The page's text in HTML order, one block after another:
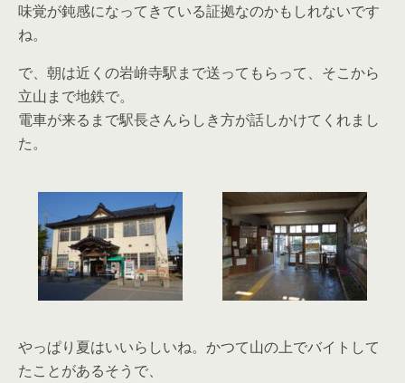
味覚が鈍感になってきている証拠なのかもしれないです
ね。
で、朝は近くの岩峅寺駅まで送ってもらって、そこから
立山まで地鉄で。
電車が来るまで駅長さんらしき方が話しかけてくれまし
た。
やっぱり夏はいいらしいね。かつて山の上でバイトして
たことがあるそうで、